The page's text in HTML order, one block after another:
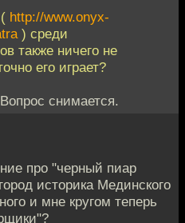
http://www.onyx-
) среди
также ничего не
его играет?
снимается.
про "черный пиар
историка Мединского
и мне кругом теперь